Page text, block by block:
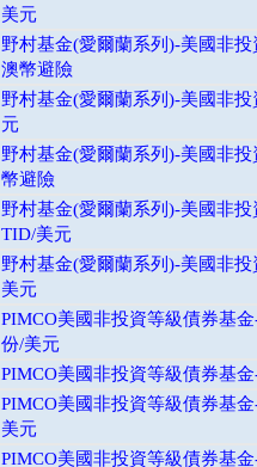
美元
野村基金(愛爾蘭系列)-美國非
澳幣避險
野村基金(愛爾蘭系列)-美國非
元
野村基金(愛爾蘭系列)-美國非
幣避險
野村基金(愛爾蘭系列)-美國非
TID/美元
野村基金(愛爾蘭系列)-美國非
美元
PIMCO美國非投資等級債券基
份/美元
PIMCO美國非投資等級債券基
PIMCO美國非投資等級債券基
美元
PIMCO美國非投資等級債券基